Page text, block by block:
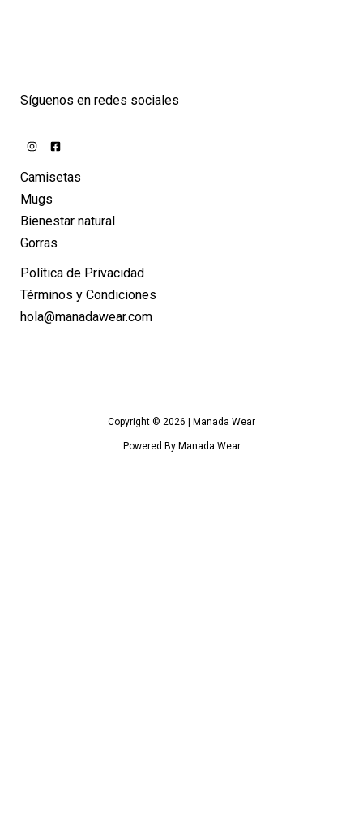
Síguenos en redes sociales
Camisetas
Mugs
Bienestar natural
Gorras
Política de Privacidad
Términos y Condiciones
hola@manadawear.com
Copyright © 2026 | Manada Wear
Powered By Manada Wear